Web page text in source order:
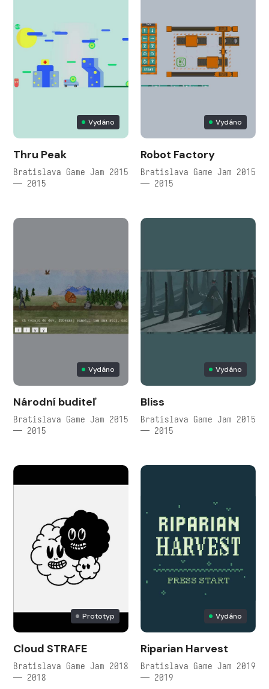
Vydáno
Thru Peak
Bratislava Game Jam 2015
— 2015
Vydáno
Robot Factory
Bratislava Game Jam 2015
— 2015
Vydáno
Národní buditeľ
Bratislava Game Jam 2015
— 2015
Vydáno
Bliss
Bratislava Game Jam 2015
— 2015
Prototyp
Cloud STRAFE
Bratislava Game Jam 2018
— 2018
Vydáno
Riparian Harvest
Bratislava Game Jam 2019
— 2019